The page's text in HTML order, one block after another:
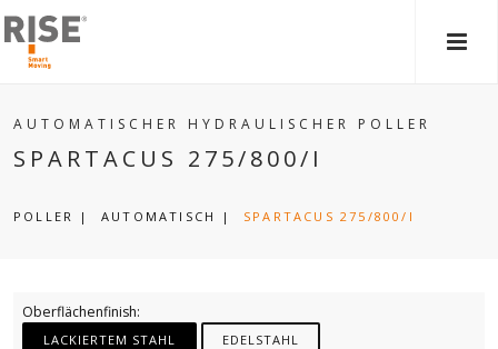
AUTOMATISCHER HYDRAULISCHER POLLER
SPARTACUS 275/800/I
POLLER |AUTOMATISCH | SPARTACUS 275/800/I
Oberflächenfinish:
LACKIERTEM STAHL EDELSTAHL